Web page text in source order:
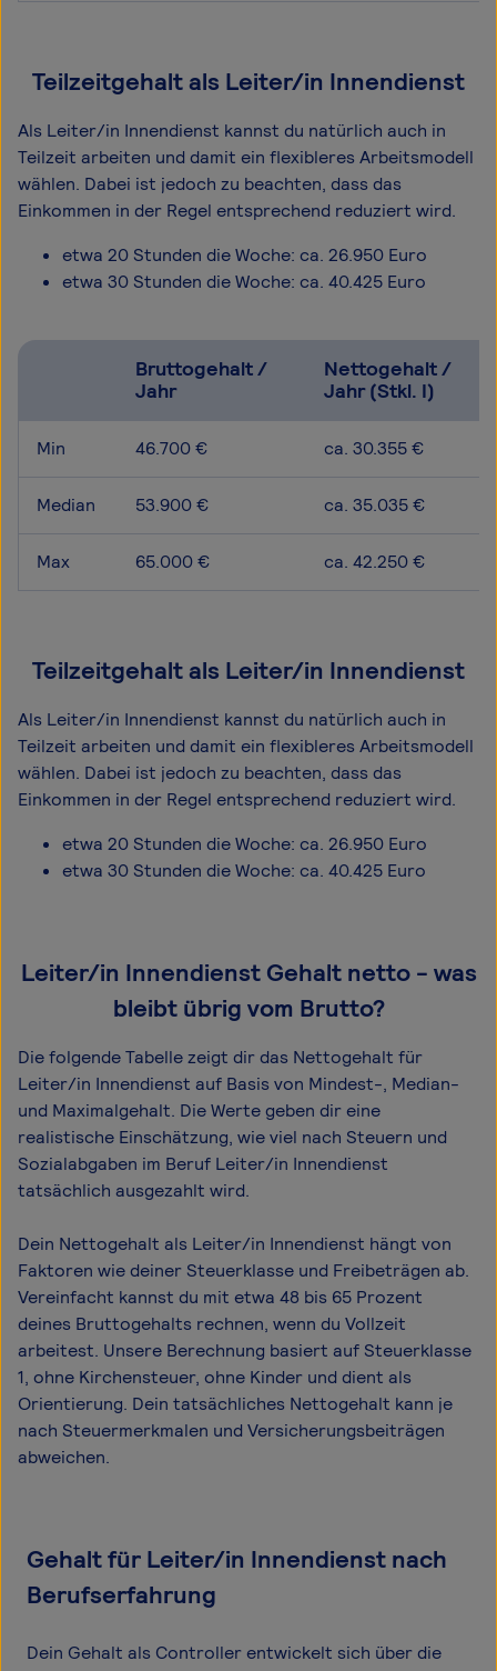
Teilzeitgehalt als Leiter/in Innendienst
Als Leiter/in Innendienst kannst du natürlich auch in
Teilzeit arbeiten und damit ein flexibleres Arbeitsmodell
wählen. Dabei ist jedoch zu beachten, dass das
Einkommen in der Regel entsprechend reduziert wird.
etwa 20 Stunden die Woche: ca. 26.950 Euro
etwa 30 Stunden die Woche: ca. 40.425 Euro
Bruttogehalt /
Jahr
Nettogehalt /
Jahr (Stkl. I)
Min 46.700 € ca. 30.355 €
Median 53.900 € ca. 35.035 €
Max 65.000 € ca. 42.250 €
Teilzeitgehalt als Leiter/in Innendienst
Als Leiter/in Innendienst kannst du natürlich auch in
Teilzeit arbeiten und damit ein flexibleres Arbeitsmodell
wählen. Dabei ist jedoch zu beachten, dass das
Einkommen in der Regel entsprechend reduziert wird.
etwa 20 Stunden die Woche: ca. 26.950 Euro
etwa 30 Stunden die Woche: ca. 40.425 Euro
Leiter/in Innendienst Gehalt netto - was
bleibt übrig vom Brutto?
Die folgende Tabelle zeigt dir das Netto­gehalt für
Leiter/in Innendienst auf Basis von Mindest-, Median-
und Maximal­gehalt. Die Werte geben dir eine
realistische Einschätzung, wie viel nach Steuern und
Sozialabgaben im Beruf Leiter/in Innendienst
tatsächlich ausgezahlt wird.
Dein Nettogehalt als Leiter/in Innendienst hängt von
Faktoren wie deiner Steuerklasse und Freibeträgen ab.
Vereinfacht kannst du mit etwa 48 bis 65 Prozent
deines Bruttogehalts rechnen, wenn du Vollzeit
arbeitest. Unsere Berechnung basiert auf Steuerklasse
1, ohne Kirchensteuer, ohne Kinder und dient als
Orientierung. Dein tatsächliches Nettogehalt kann je
nach Steuermerkmalen und Versicherungsbeiträgen
abweichen.
Gehalt für Leiter/in Innendienst nach
Berufserfahrung
Dein Gehalt als Controller entwickelt sich über die